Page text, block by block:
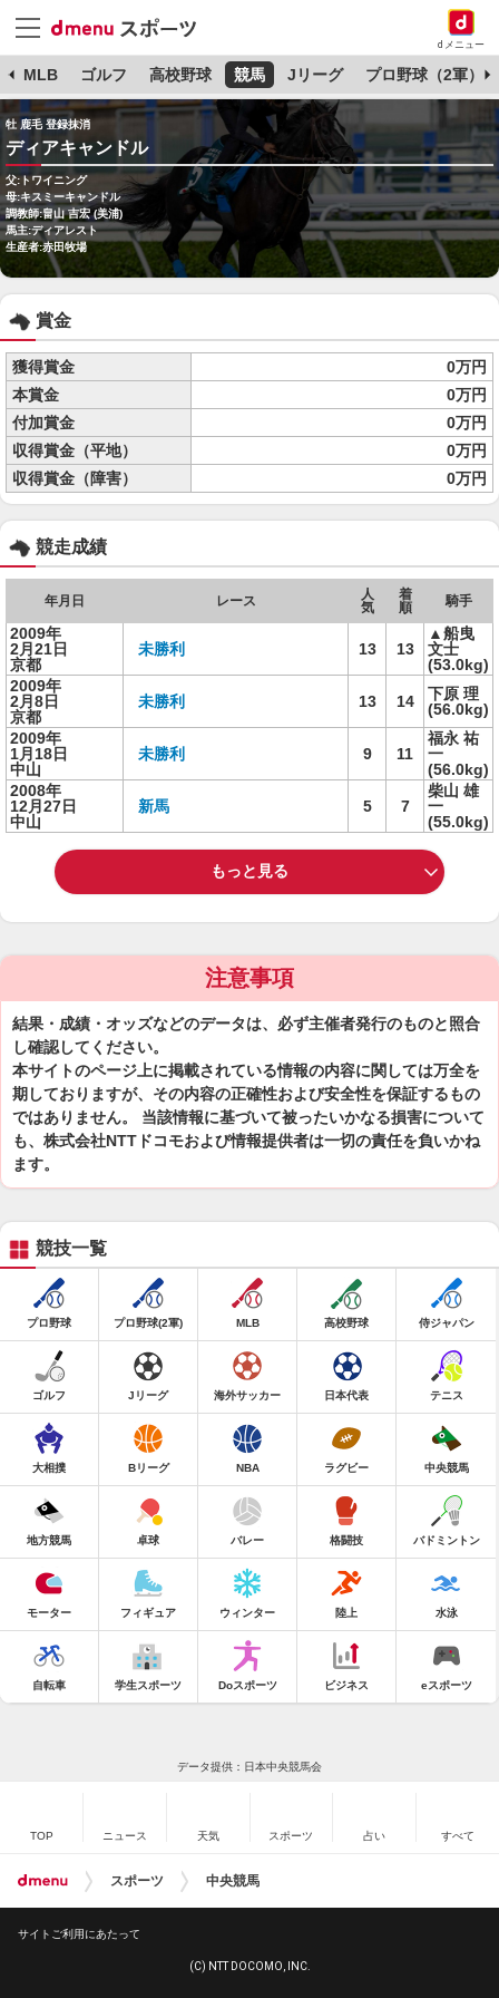
dメニュー
MLB ゴルフ 高校野球 競馬 Jリーグ プロ野球（2軍）
牡 鹿毛 登録抹消
ディアキャンドル
父:トワイニング
母:キスミーキャンドル
調教師:畠山 吉宏 (美浦)
馬主:ディアレスト
生産者:赤田牧場
賞金
獲得賞金
0万円
本賞金
0万円
付加賞金
0万円
収得賞金（平地）
0万円
収得賞金（障害）
0万円
競走成績
年月日 レース
人
気
着
順
騎手
2009年
2月21日
京都
未勝利 13 13
▲船曳
文士
(53.0kg)
2009年
2月8日
京都
未勝利 13 14
下原 理
(56.0kg)
2009年
1月18日
中山
未勝利 9 11
福永 祐
一
(56.0kg)
2008年
12月27日
中山
新馬 5 7
柴山 雄
一
(55.0kg)
もっと見る
注意事項
結果・成績・オッズなどのデータは、必ず主催者発行のものと照合
し確認してください。
本サイトのページ上に掲載されている情報の内容に関しては万全を
期しておりますが、その内容の正確性および安全性を保証するもの
ではありません。 当該情報に基づいて被ったいかなる損害について
も、株式会社NTTドコモおよび情報提供者は一切の責任を負いかね
ます。
競技一覧
プロ野球 プロ野球(2軍) MLB 高校野球 侍ジャパン
ゴルフ Jリーグ 海外サッカー 日本代表 テニス
大相撲 Bリーグ NBA ラグビー 中央競馬
地方競馬 卓球 バレー 格闘技 バドミントン
モーター フィギュア ウィンター 陸上 水泳
自転車 学生スポーツ Doスポーツ ビジネス eスポーツ
データ提供：日本中央競馬会
TOP ニュース 天気 スポーツ 占い すべて
スポーツ 中央競馬
サイトご利用にあたって
(C) NTT DOCOMO, INC.